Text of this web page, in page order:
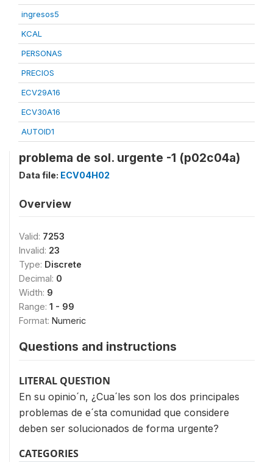
ingresos5
KCAL
PERSONAS
PRECIOS
ECV29A16
ECV30A16
AUTOID1
problema de sol. urgente -1 (p02c04a)
Data file: ECV04H02
Overview
Valid: 7253
Invalid: 23
Type: Discrete
Decimal: 0
Width: 9
Range: 1 - 99
Format: Numeric
Questions and instructions
LITERAL QUESTION
En su opinio´n, ¿Cua´les son los dos principales
problemas de e´sta comunidad que considere
deben ser solucionados de forma urgente?
CATEGORIES